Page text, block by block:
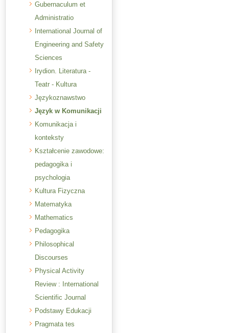
Gubernaculum et
Administratio
International Journal of
Engineering and Safety
Sciences
Irydion. Literatura -
Teatr - Kultura
Językoznawstwo
Język w Komunikacji
Komunikacja i
konteksty
Kształcenie zawodowe:
pedagogika i
psychologia
Kultura Fizyczna
Matematyka
Mathematics
Pedagogika
Philosophical
Discourses
Physical Activity
Review : International
Scientific Journal
Podstawy Edukacji
Pragmata tes